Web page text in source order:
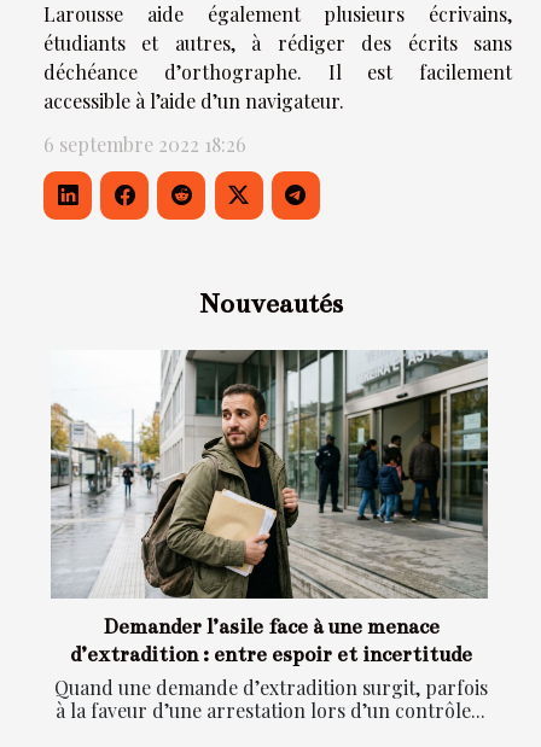
Nouveautés
Demander l’asile face à une menace
d’extradition : entre espoir et incertitude
Quand une demande d’extradition surgit, parfois
à la faveur d’une arrestation lors d’un contrôle...
Larousse aide également plusieurs écrivains,
étudiants et autres, à rédiger des écrits sans
déchéance d’orthographe. Il est facilement
accessible à l’aide d’un navigateur.
6 septembre 2022 18:26